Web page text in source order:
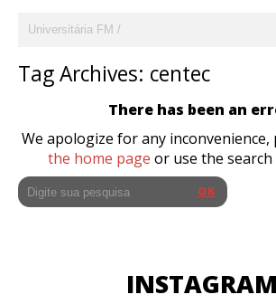
Universitária FM
Tag Archives: centec
There has been an
We apologize for any inconvenience,
the home page or use the
INSTAGRAM